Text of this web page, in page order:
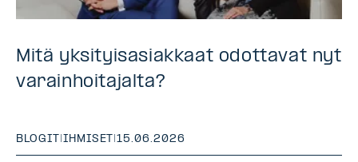
Mitä yksityisasiakkaat odottavat nyt
varainhoitajalta?
BLOGIT IHMISET |15.06.2026